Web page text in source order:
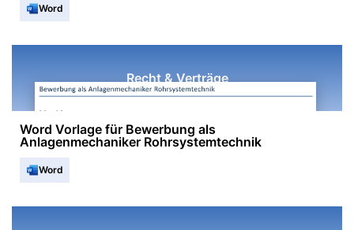
Word
Recht & Verträge
Word Vorlage für Bewerbung als
Anlagenmechaniker Rohrsystemtechnik
Word